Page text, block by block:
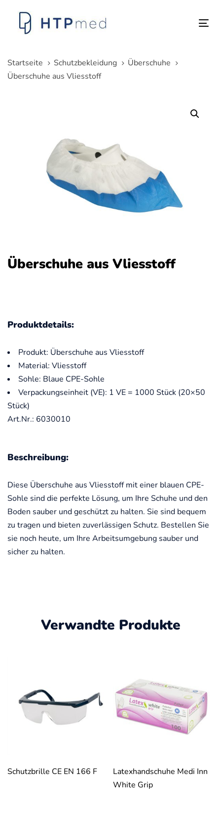
überspringen
springen
Startseite
Schutzbekleidung
Überschuhe
Überschuhe aus Vliesstoff
Überschuhe aus Vliesstoff
Produktdetails:
Produkt: Überschuhe aus Vliesstoff
Material: Vliesstoff
Sohle: Blaue CPE-Sohle
Verpackungseinheit (VE): 1 VE = 1000 Stück (20×50
Stück)
Art.Nr.: 6030010
Beschreibung:
Diese Überschuhe aus Vliesstoff mit einer blauen CPE-
Sohle sind die perfekte Lösung, um Ihre Schuhe und den
Boden sauber und geschützt zu halten. Sie sind bequem
zu tragen und bieten zuverlässigen Schutz. Bestellen Sie
sie noch heute, um Ihre Arbeitsumgebung sauber und
sicher zu halten.
Verwandte Produkte
Schutzbrille CE EN 166 F
Latexhandschuhe Medi Inn
White Grip